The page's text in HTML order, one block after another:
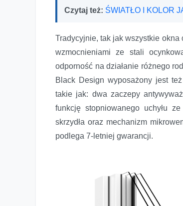
Czytaj też: ŚWIATŁO I KOLOR
Tradycyjnie, tak jak wszystkie
wzmocnieniami ze stali
odporność na działanie różnego
Black Design wyposażony jest
takie jak: dwa zaczepy
funkcję stopniowanego uchyłu
skrzydła oraz mechanizm
podlega 7-letniej gwarancji.